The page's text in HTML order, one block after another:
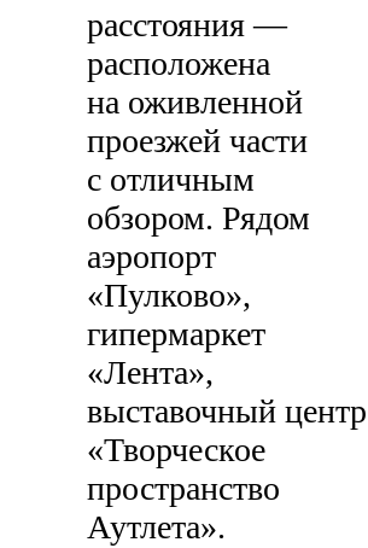
расстояния —
расположена
на оживленной
проезжей части
с отличным
обзором. Рядом
аэропорт
«Пулково»,
гипермаркет
«Лента»,
выставочный центр
«Творческое
пространство
Аутлета».